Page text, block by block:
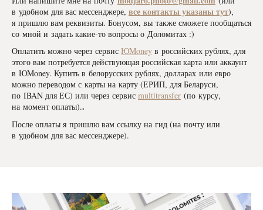
в удобном для вас мессенджере, все контакты указаны тут),
я пришлю вам реквизиты. Бонусом, вы также сможете пообщаться
со мной и задать какие-то вопросы о Доломитах :)
Оплатить можно через сервис ЮMoney в российских рублях, для
этого вам потребуется действующая российская карта или аккаунт
в ЮMoney. Купить в белорусских рублях, долларах или евро
можно переводом с карты на карту (ЕРИП, для Беларуси,
по IBAN для ЕС) или через сервис multitransfer (по курсу,
на момент оплаты)..
После оплаты я пришлю вам ссылку на гид (на почту или
в удобном для вас мессенджере).